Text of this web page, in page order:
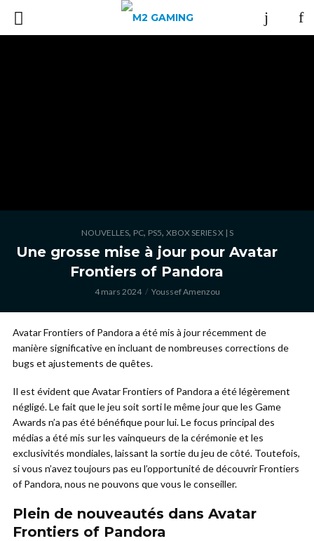
NOUVELLES, PC, PS5, XBOX SERIES X | S
Une grosse mise à jour pour Avatar
Frontiers of Pandora
4 mars 2024 Youssef Amenzou
Avatar Frontiers of Pandora a été mis à jour récemment de
manière significative en incluant de nombreuses corrections de
bugs et ajustements de quêtes.
Il est évident que Avatar Frontiers of Pandora a été légèrement
négligé. Le fait que le jeu soit sorti le même jour que les Game
Awards n’a pas été bénéfique pour lui. Le focus principal des
médias a été mis sur les vainqueurs de la cérémonie et les
exclusivités mondiales, laissant la sortie du jeu de côté. Toutefois,
si vous n’avez toujours pas eu l’opportunité de découvrir Frontiers
of Pandora, nous ne pouvons que vous le conseiller.
Plein de nouveautés dans Avatar
Frontiers of Pandora